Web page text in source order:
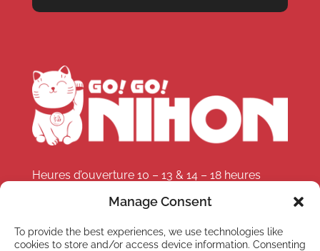
Manage Consent
To provide the best experiences, we use technologies like
cookies to store and/or access device information. Consenting
Heures d’ouverture 10 – 13 & 14 – 18 heures
+81 50 5357 5359